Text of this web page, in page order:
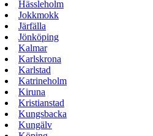
Hässleholm
Jokkmokk
Järfälla
Jönköping
Kalmar
Karlskrona
Karlstad
Katrineholm
Kiruna
Kristianstad
Kungsbacka
Kungälv